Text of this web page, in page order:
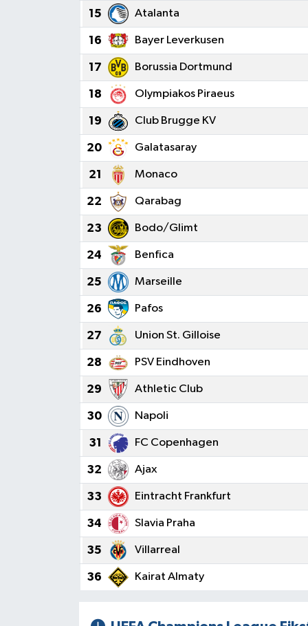
15 Atalanta
16 Bayer Leverkusen
17 Borussia Dortmund
18 Olympiakos Piraeus
19 Club Brugge KV
20 Galatasaray
21 Monaco
22 Qarabag
23 Bodo/Glimt
24 Benfica
25 Marseille
26 Pafos
27 Union St. Gilloise
28 PSV Eindhoven
29 Athletic Club
30 Napoli
31 FC Copenhagen
32 Ajax
33 Eintracht Frankfurt
34 Slavia Praha
35 Villarreal
36 Kairat Almaty